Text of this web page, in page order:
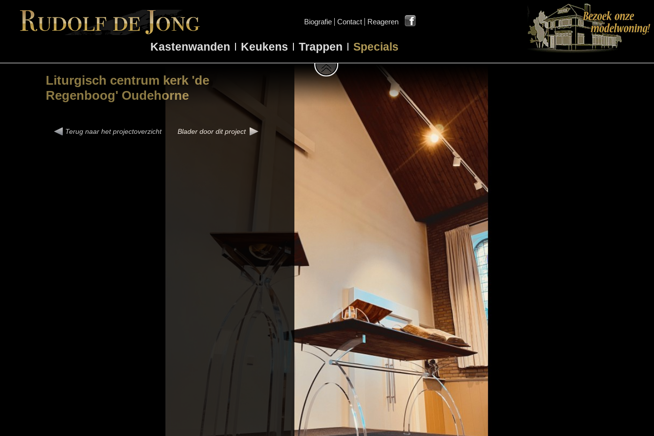
Liturgisch centrum kerk 'de
Regenboog' Oudehorne
Terug naar hetprojectoverzicht Blader door dit project
Biografie Contact Reageren
Kastenwanden Keukens Trappen Specials